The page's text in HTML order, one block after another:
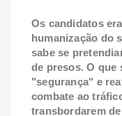
Os candidatos
humanização do
sabe se
de presos. O que
"segurança" e
combate ao
transbordarem